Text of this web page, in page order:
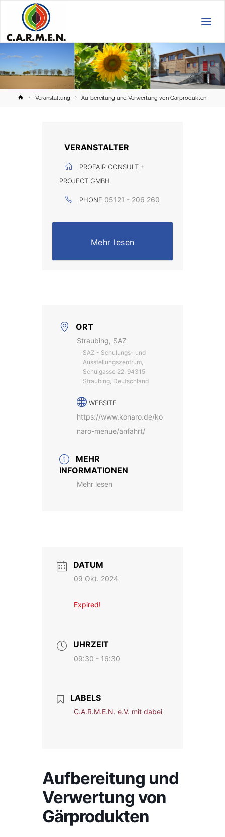
HomeVeranstaltung Aufbereitung und Verwertung von Gärprodukten
VERANSTALTER
PROFAIR CONSULT +
PROJECT GMBH
PHONE 05121 - 206 260
Mehr lesen
ORT
Straubing, SAZ
SAZ - Schulungs- und
Ausstellungszentrum,
Schulgasse 22, 94315
Straubing, Deutschland
WEBSITE
https://www.konaro.de/ko
naro-menue/anfahrt/
MEHR
INFORMATIONEN
Mehr lesen
DATUM
09 Okt. 2024
Expired!
UHRZEIT
09:30 - 16:30
LABELS
C.A.R.M.E.N. e.V. mit dabei
Aufbereitung und
Verwertung von
Gärprodukten